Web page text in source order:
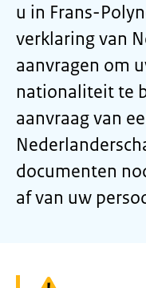
u in Frans-
verklaring van
aanvragen om
nationaliteit te
aanvraag van
documenten
af van uw